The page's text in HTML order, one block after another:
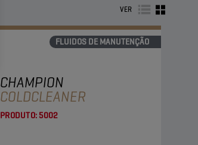
VER
FLUIDOS DE MANUTENÇÃO
CHAMPION
COLDCLEANER
PRODUTO:5002